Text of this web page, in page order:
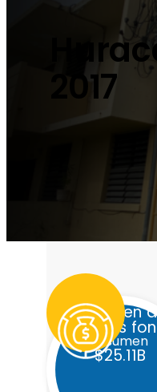
2017
Resumen
todos los
resumen
$25.11B